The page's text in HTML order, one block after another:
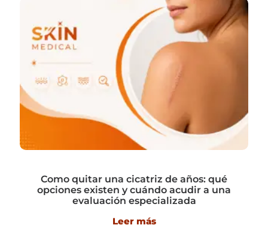
Como quitar una cicatriz de años: qué
opciones existen y cuándo acudir a una
evaluación especializada
Leer más